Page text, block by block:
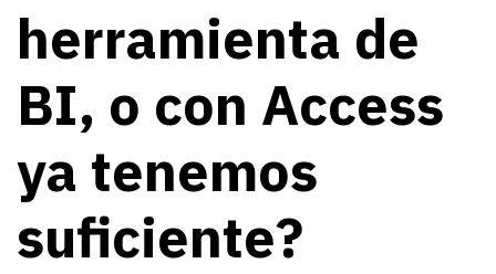
herramienta de
BI, o con Access
ya tenemos
suficiente?